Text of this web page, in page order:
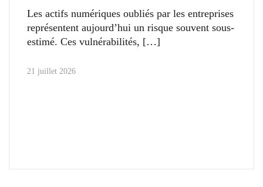
Les actifs numériques oubliés par les entreprises
représentent aujourd’hui un risque souvent sous-
estimé. Ces vulnérabilités,
21 juillet 2026